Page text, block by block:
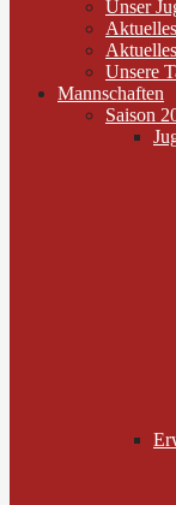
Unser
Unsere
Mannschaften
Saison